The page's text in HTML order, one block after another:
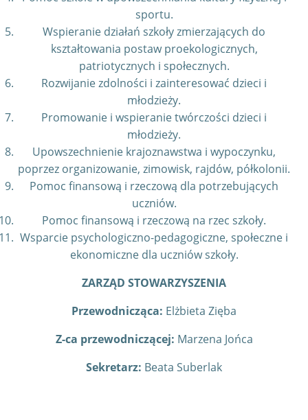
sportu.
Wspieranie działań szkoły zmierzających do
kształtowania postaw proekologicznych,
patriotycznych i społecznych.
Rozwijanie zdolności i zainteresować dzieci i
młodzieży.
Promowanie i wspieranie twórczości dzieci i
młodzieży.
Upowszechnienie krajoznawstwa i wypoczynku,
poprzez organizowanie, zimowisk, rajdów, półkolonii.
Pomoc finansową i rzeczową dla potrzebujących
uczniów.
Pomoc finansową i rzeczową na rzec szkoły.
Wsparcie psychologiczno-pedagogiczne, społeczne i
ekonomiczne dla uczniów szkoły.
ZARZĄD STOWARZYSZENIA
Przewodnicząca: Elżbieta Zięba
Z-ca przewodniczącej: Marzena Jońca
Sekretarz: Beata Suberlak